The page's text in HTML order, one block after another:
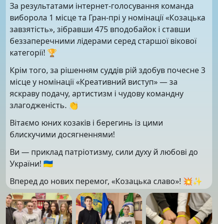
За результатами інтернет-голосування команда
виборола 1 місце та Гран-прі у номінації «Козацька
завзятість», зібравши 475 вподобайок і ставши
беззаперечними лідерами серед старшої вікової
категорії! 🏆
Крім того, за рішенням суддів рій здобув почесне 3
місце у номінації «Креативний виступ» — за
яскраву подачу, артистизм і чудову командну
злагодженість. 👏
Вітаємо юних козаків і берегинь із цими
блискучими досягненнями!
Ви — приклад патріотизму, сили духу й любові до
України! 🇺🇦
Вперед до нових перемог, «Козацька славо»! 💥✨